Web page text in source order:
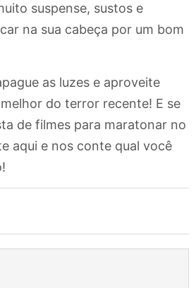
suspense, sustos e
na sua cabeça por um bom
as luzes e aproveite
do terror recente! E se
de filmes para maratonar no
aqui e nos conte qual você